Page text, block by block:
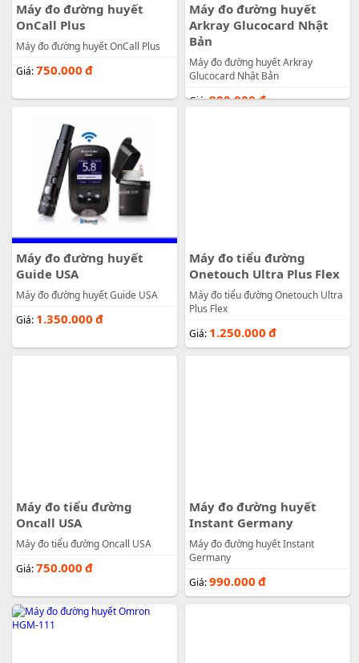
Máy đo đường huyết
OnCall Plus
Máy đo đường huyết OnCall Plus
Giá:750.000 đ
Máy đo đường huyết
Arkray Glucocard Nhật
Bản
Máy đo đường huyết Arkray
Glucocard Nhật Bản
Giá:980.000đ
Máy đo đường huyết
Guide USA
Máy đo đường huyết Guide USA
Giá: 1.350.000 đ
Máy đo tiểu đường
Onetouch Ultra Plus Flex
Máy đo tiểu đường Onetouch Ultra
Plus Flex
Giá: 1.250.000 đ
Máy đo tiểu đường
Oncall USA
Máy đo tiểu đường Oncall USA
Giá:750.000 đ
Máy đo đường huyết
Instant Germany
Máy đo đường huyết Instant
Germany
Giá:990.000 đ